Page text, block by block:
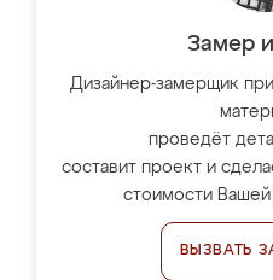
Замер
Дизайнер-замерщик
проведёт
составит проект и
стоимости
ВЫЗВАТЬ